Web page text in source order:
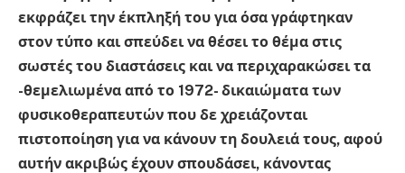
εκφράζει την έκπληξή του για όσα γράφτηκαν
στον τύπο και σπεύδει να θέσει το θέμα στις
σωστές του διαστάσεις και να περιχαρακώσει τα
-θεμελιωμένα από το 1972- δικαιώματα των
φυσικοθεραπευτών που δε χρειάζονται
πιστοποίηση για να κάνουν τη δουλειά τους, αφού
αυτήν ακριβώς έχουν σπουδάσει, κάνοντας